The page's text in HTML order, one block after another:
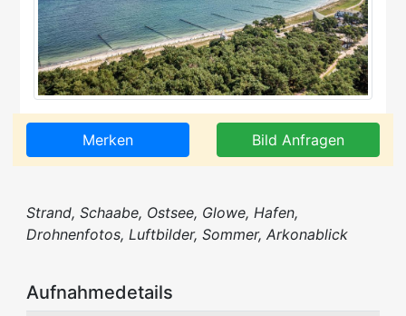
Merken Bild Anfragen
Strand, Schaabe, Ostsee, Glowe, Hafen,
Drohnenfotos, Luftbilder, Sommer, Arkonablick
Aufnahmedetails